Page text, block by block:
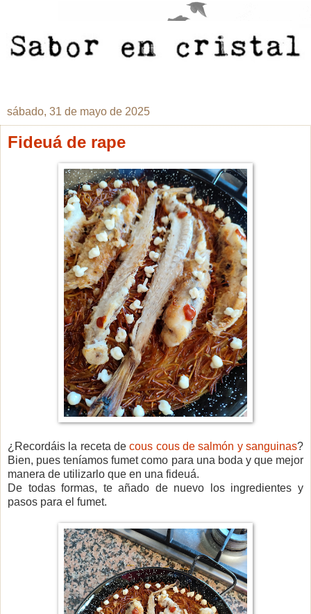
sábado, 31 de mayo de 2025
Fideuá de rape
¿Recordáis la receta decous cous de salmón y sanguinas?
Bien, pues teníamos fumet como para una boda y que mejor
manera de utilizarlo que en una fideuá.
De todas formas, te añado de nuevo los ingredientes y
pasos para el fumet.